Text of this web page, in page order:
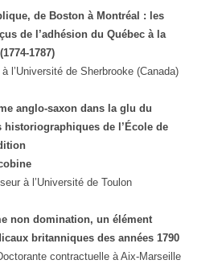
de Boston à Montréal : les
de l’adhésion du Québec à la
1787)
l’Université de Sherbrooke (Canada)
anglo-saxon dans la glu du
historiographiques de l’École de
à l’Université de Toulon
non domination, un élément
britanniques des années 1790
contractuelle à Aix-Marseille